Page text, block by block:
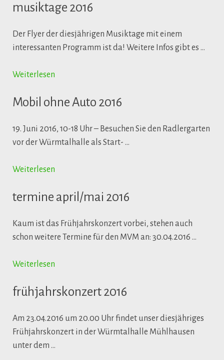
musiktage 2016
Der Flyer der diesjährigen Musiktage mit einem
interessanten Programm ist da! Weitere Infos gibt es …
Weiterlesen
Mobil ohne Auto 2016
19. Juni 2016, 10-18 Uhr – Besuchen Sie den Radlergarten
vor der Würmtalhalle als Start- …
Weiterlesen
termine april/mai 2016
Kaum ist das Frühjahrskonzert vorbei, stehen auch
schon weitere Termine für den MVM an: 30.04.2016 …
Weiterlesen
frühjahrskonzert 2016
Am 23.04.2016 um 20.00 Uhr findet unser diesjähriges
Frühjahrskonzert in der Würmtalhalle Mühlhausen
unter dem …